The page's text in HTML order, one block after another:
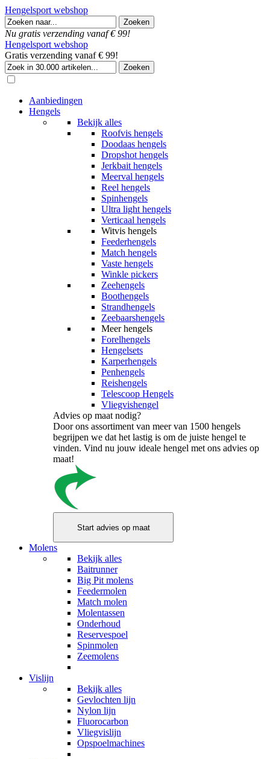
Hengelsport webshop
Nu gratis verzending vanaf € 99!
Hengelsport webshop
Gratis verzending vanaf € 99!
Aanbiedingen
Hengels
Bekijk alles
Roofvis hengels
Doodaas hengels
Dropshot hengels
Jerkbait hengels
Meerval hengels
Reel hengels
Spinhengels
Ultra light hengels
Verticaal hengels
Witvis hengels
Feederhengels
Match hengels
Vaste hengels
Winkle pickers
Zeehengels
Boothengels
Strandhengels
Zeebaarshengels
Meer hengels
Forelhengels
Hengelsets
Karperhengels
Penhengels
Reishengels
Telescoop Hengels
Vliegvishengel
Advies op maat nodig?
Door ons assortiment van meer van 1500 hengels
begrijpen we dat het lastig is om de juiste hengel te
vinden. Vind nu jouw ideale hengel met ons advies op
maat!
Molens
Bekijk alles
Baitrunner
Big Pit molens
Feedermolen
Match molen
Molentassen
Onderhoud
Reservespoel
Spinmolen
Zeemolens
Vislijn
Bekijk alles
Gevlochten lijn
Nylon lijn
Fluorocarbon
Vliegvislijn
Opspoelmachines